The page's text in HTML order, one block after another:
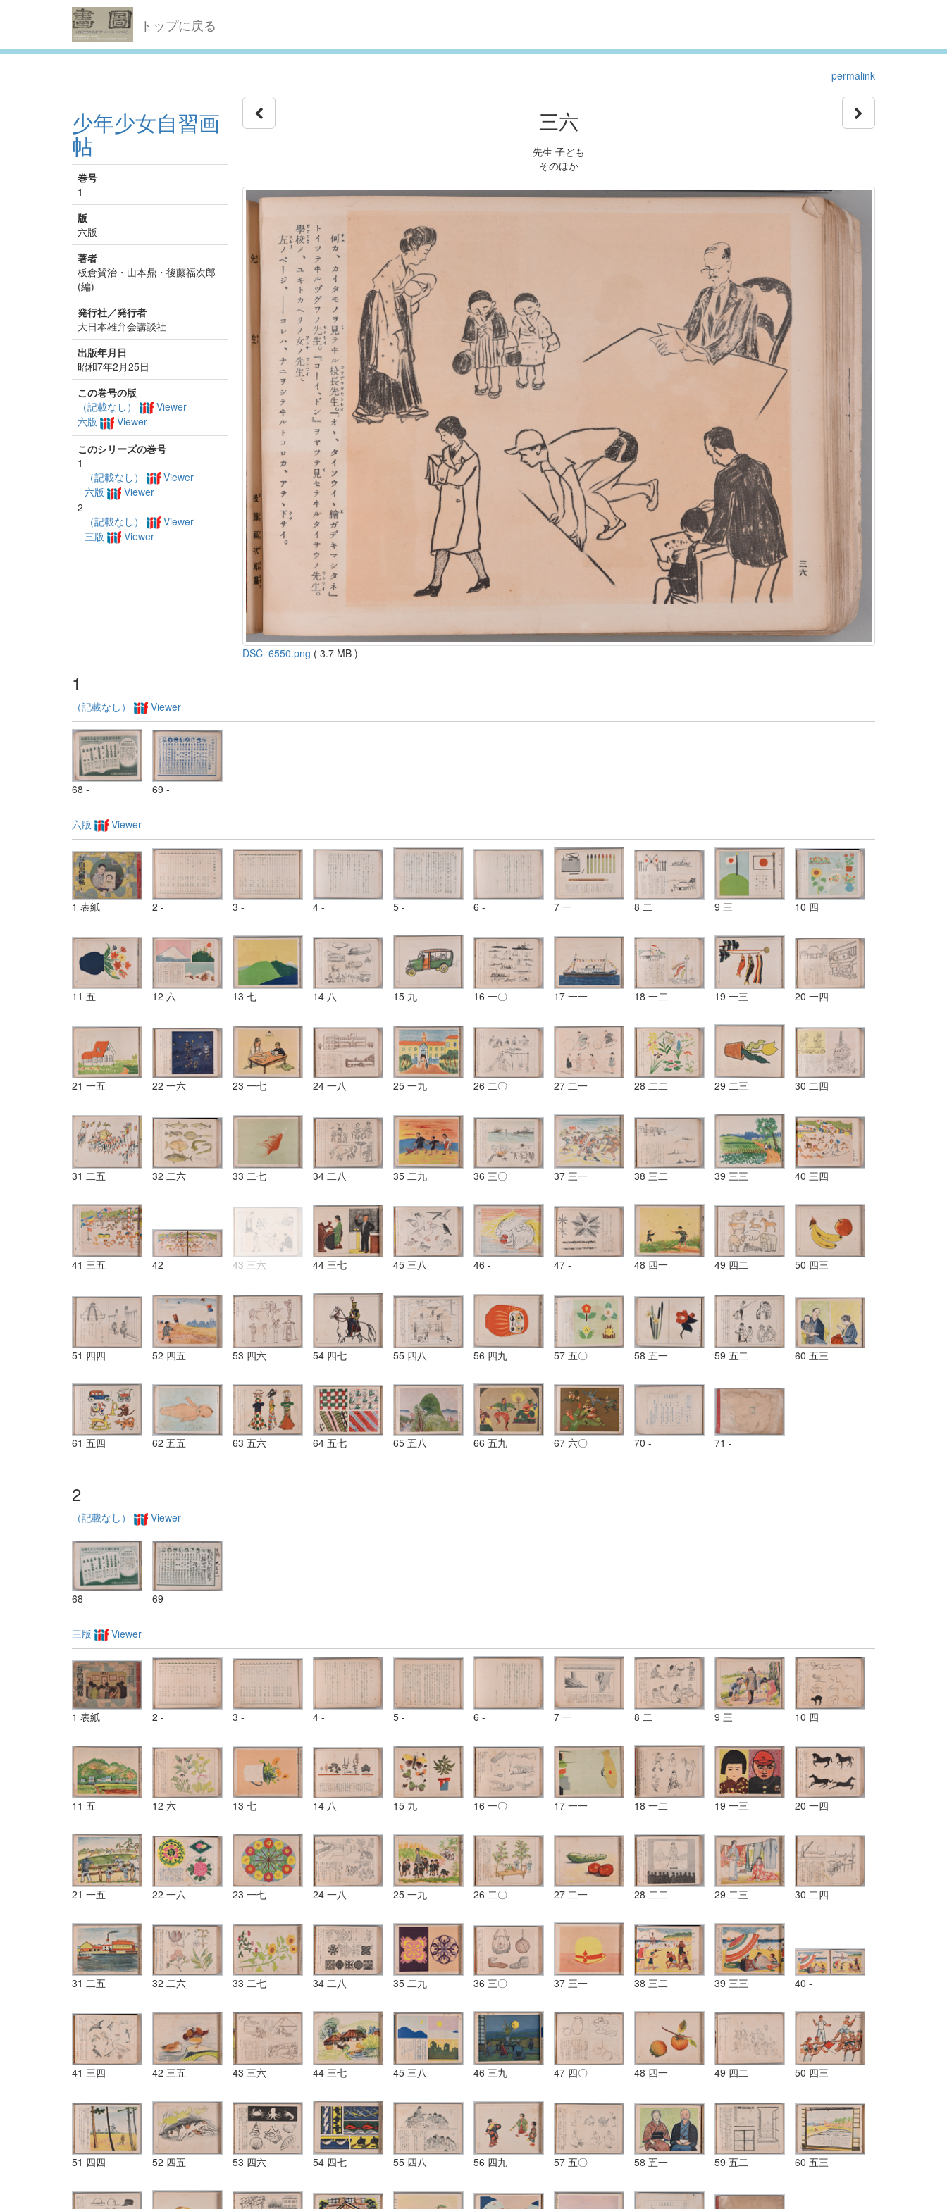
トップに戻る
permalink
少年少女自習画
帖
巻号
1
版
六版
著者
板倉賛治・山本鼎・後藤福次郎
(編)
発行社／発行者
大日本雄弁会講談社
出版年月日
昭和7年2月25日
この巻号の版
（記載なし）
Viewer
六版
Viewer
このシリーズの巻号
1
（記載なし）
Viewer
六版
Viewer
2
（記載なし）
Viewer
三版
Viewer
三六
先生 子ども
そのほか
DSC_6550.png ( 3.7 MB )
1
（記載なし） Viewer
68 - 69 -
六版 Viewer
1 表紙 2 - 3 - 4 - 5 - 6 - 7 一 8 二 9 三 10 四
11 五 12 六 13 七 14 八 15 九 16 一〇 17 一一 18 一二 19 一三 20 一四
21 一五 22 一六 23 一七 24 一八 25 一九 26 二〇 27 二一 28 二二 29 二三 30 二四
31 二五 32 二六 33 二七 34 二八 35 二九 36 三〇 37 三一 38 三二 39 三三 40 三四
41 三五 42 43 三六 44 三七 45 三八 46 - 47 - 48 四一 49 四二 50 四三
51 四四 52 四五 53 四六 54 四七 55 四八 56 四九 57 五〇 58 五一 59 五二 60 五三
61 五四 62 五五 63 五六 64 五七 65 五八 66 五九 67 六〇 70 - 71 -
2
（記載なし） Viewer
68 - 69 -
三版 Viewer
1 表紙 2 - 3 - 4 - 5 - 6 - 7 一 8 二 9 三 10 四
11 五 12 六 13 七 14 八 15 九 16 一〇 17 一一 18 一二 19 一三 20 一四
21 一五 22 一六 23 一七 24 一八 25 一九 26 二〇 27 二一 28 二二 29 二三 30 二四
31 二五 32 二六 33 二七 34 二八 35 二九 36 三〇 37 三一 38 三二 39 三三 40 -
41 三四 42 三五 43 三六 44 三七 45 三八 46 三九 47 四〇 48 四一 49 四二 50 四三
51 四四 52 四五 53 四六 54 四七 55 四八 56 四九 57 五〇 58 五一 59 五二 60 五三